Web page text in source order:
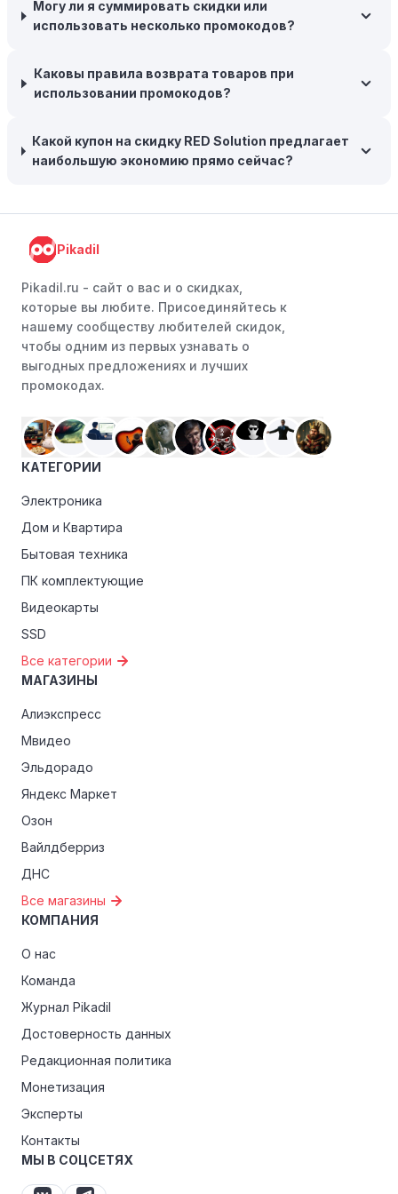
интернет-магазинов часто предлагают бесплатную
доставку, что позволяет сэкономить. Некоторые
заказе на сумму, превышающую определенную,
поэтому рассмотрите возможность покупки
Следите за социальными сетями:Следите за RED
Solution в социальных сетях, таких как VK, Facebook
Программы лояльности:
магазинами, чтобы пользоваться такими
преимуществами, как скидки только для участников,
ранний доступ к распродажам или эксклюзивным
акциям.
Особые скидки:
эксклюзивные скидки для студентов, ветеранов или
пенсионеров.
Могу ли я суммировать скидки или
использовать несколько промокодов?
Каковы правила возврата товаров при
использовании промокодов?
Какой купон на скидку RED Solution предлагает
наибольшую экономию прямо сейчас?
Pikadil
Pikadil.ru - cайт о вас и о скидках,
которые вы любите. Присоединяйтесь к
нашему сообществу любителей скидок,
чтобы одним из первых узнавать о
выгодных предложениях и лучших
промокодах.
КАТЕГОРИИ
Электроника
Дом и Квартира
Бытовая техника
ПК комплектующие
Видеокарты
SSD
Все категории
МАГАЗИНЫ
Алиэкспресс
Мвидео
Эльдорадо
Яндекс Маркет
Озон
Вайлдберриз
ДНС
Все магазины
КОМПАНИЯ
О нас
Команда
Журнал Pikadil
Достоверность данных
Редакционная политика
Монетизация
Эксперты
Контакты
МЫ В СОЦСЕТЯХ